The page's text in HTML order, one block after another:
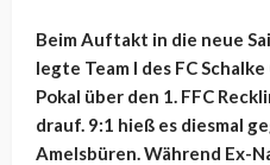
Beim Auftakt in die neue
legte Team I des FC
Pokal über den 1. FFC
drauf. 9:1 hieß es diesmal
Amelsbüren. Während Ex-